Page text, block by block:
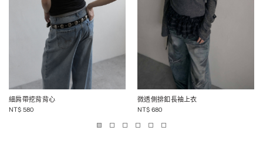
細肩帶挖背背心
NT$ 580
微透側排釦長袖上衣
NT$ 680